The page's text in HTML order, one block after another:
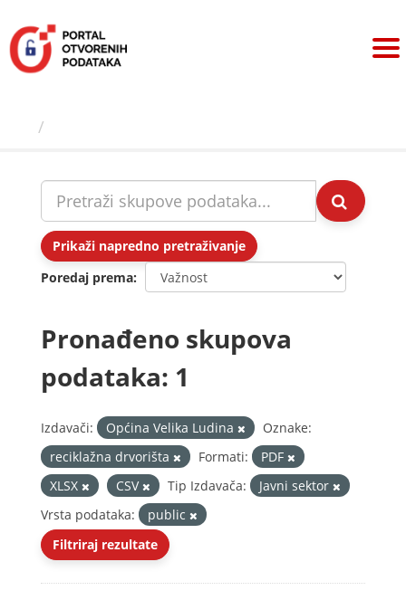
sadržaj
Prikaži napredno pretraživanje
Poredaj prema
Pronađeno skupova
podataka: 1
Izdavači: Općina Velika Ludina
Oznake:
reciklažna drvorišta
Formati:
PDF
XLSX
CSV Tip Izdavača:
Javni sektor
Vrsta podataka:
public
Filtriraj rezultate